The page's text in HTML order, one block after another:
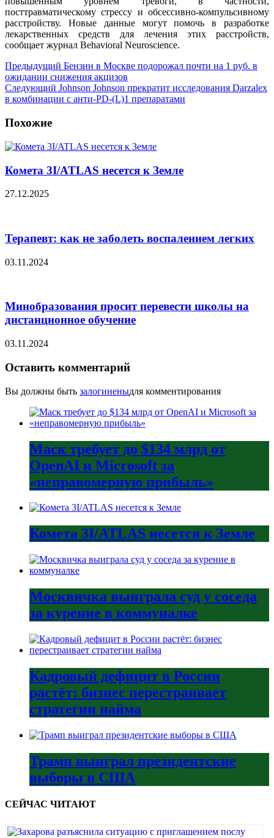
посттравматическому стрессу и обсессивно-компульсивному
расстройству. Новые данные могут помочь в разработке
лекарственных средств для лечения этих расстройств,
сообщает журнал Behavioral Neuroscience.
Предыдущий Бензин в Москве подорожал почти на 1 руб. в
ожидании снижения акцизов
Следующий Johnson Johnson прекратит исследования Darzalex
в комбинации с анти-PD-(L)1 препаратами
Похожие
Комета 3I/ATLAS несется к Земле
27.12.2025
Терапевт: как не заболеть воспалением легких
03.11.2024
Минобразования просит перевести школы на
дистанционное обучение
03.11.2024
Оставить комментарий
Вы должны быть залогиненыдля комментирования
Маск требует до $134 млрд от
OpenAI и Microsoft за
«неправомерную прибыль»
Комета 3I/ATLAS несется к Земле
Москвичка выиграла суд у соседа
за курение в коммуналке
Кадровый дефицит в России
растёт: бизнес перестраивает
стратегии найма
Трамп выиграл президентские
выборы в США
СЕЙЧАС ЧИТАЮТ